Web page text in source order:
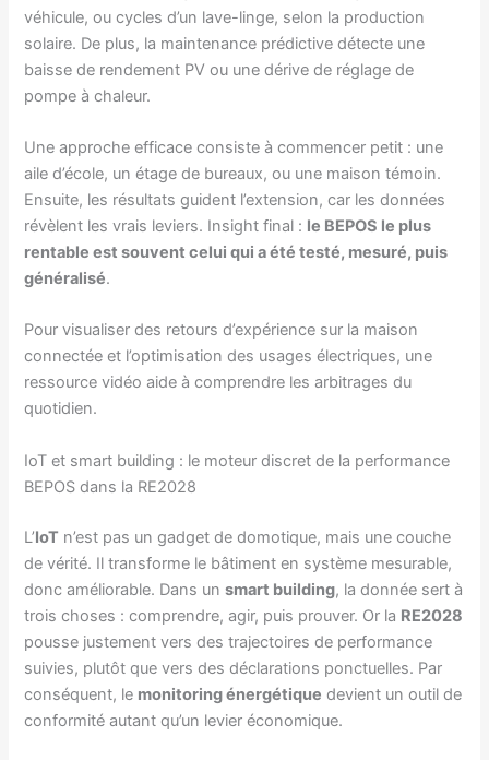
véhicule, ou cycles d’un lave-linge, selon la production
solaire. De plus, la maintenance prédictive détecte une
baisse de rendement PV ou une dérive de réglage de
pompe à chaleur.
Une approche efficace consiste à commencer petit : une
aile d’école, un étage de bureaux, ou une maison témoin.
Ensuite, les résultats guident l’extension, car les données
révèlent les vrais leviers. Insight final : le BEPOS le plus
rentable est souvent celui qui a été testé, mesuré, puis
généralisé.
Pour visualiser des retours d’expérience sur la maison
connectée et l’optimisation des usages électriques, une
ressource vidéo aide à comprendre les arbitrages du
quotidien.
IoT et smart building : le moteur discret de la performance
BEPOS dans la RE2028
L’IoT n’est pas un gadget de domotique, mais une couche
de vérité. Il transforme le bâtiment en système mesurable,
donc améliorable. Dans unsmart building, la donnée sert à
trois choses : comprendre, agir, puis prouver. Or la RE2028
pousse justement vers des trajectoires de performance
suivies, plutôt que vers des déclarations ponctuelles. Par
conséquent, le monitoring énergétique devient un outil de
conformité autant qu’un levier économique.